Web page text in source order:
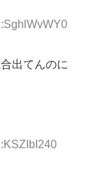
出てんのに